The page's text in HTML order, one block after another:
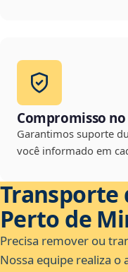
Compromisso
Garantimos suporte
você informado em
Transporte
Perto de
Precisa remover ou
Nossa equipe realiza o